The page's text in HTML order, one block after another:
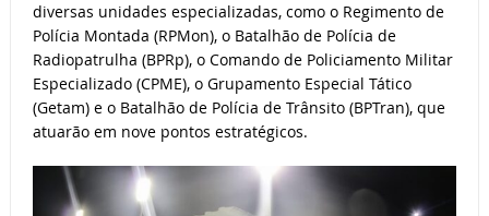
diversas unidades especializadas, como o Regimento de
Polícia Montada (RPMon), o Batalhão de Polícia de
Radiopatrulha (BPRp), o Comando de Policiamento Militar
Especializado (CPME), o Grupamento Especial Tático
(Getam) e o Batalhão de Polícia de Trânsito (BPTran), que
atuarão em nove pontos estratégicos.